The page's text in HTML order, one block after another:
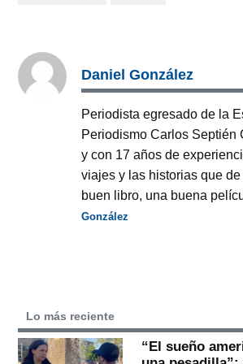
Daniel González
Periodista egresado de la
Periodismo Carlos Septién
y con 17 años de
viajes y las historias que
buen libro, una buena
González
Lo más reciente
“El sueño